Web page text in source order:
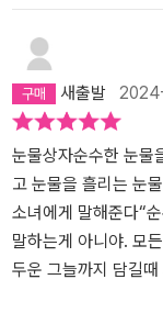
63) 많은 것을 생각
식어 버린 마음으로
을 흘릴 수 없는 사람
히 아무런 마음의 동
메마른 사람들이 있는
물'을 흘리는 사람들
는 어린이극인 <눈물
은 모두 투명하지만
올 것이라는 생각에
큼 다양한 의미의 눈
주는 책~~
새출발
눈물상자순수한 눈물
고 눈물을 흘리는 눈물단지 소녀이야기~남자는 순수한 눈물에대해
소녀에게 말해준다“
말하는게 아니야. 모
두운 그늘까지 담길